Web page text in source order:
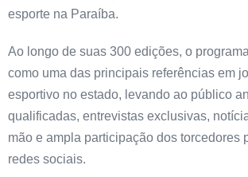
esporte na Paraíba.
Ao longo de suas 300 edições, o
como uma das principais referências em
esportivo no estado, levando ao público
qualificadas, entrevistas exclusivas,
mão e ampla participação dos torcedores
redes sociais.